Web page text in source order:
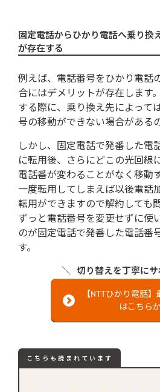
固定電話からひかり電話へ乗り換
が存在する
例えば、電話番号をひかり電話
合にはデメリットが存在します
する際に、乗り換え先によって
号の移動ができない場合があるの
しかし、固定電話で発番した電
に転用後、さらにどこの光回線
電話番が変わることがなく移動
一度転用してしまえば以後電話
転用ができますので解約しても
ずっと電話番号を変更せずに使
のが固定電話で発番した電話番
す。
切り替えを丁寧にサ
【NTTひかり電話
はこちら
こちらも読まれています